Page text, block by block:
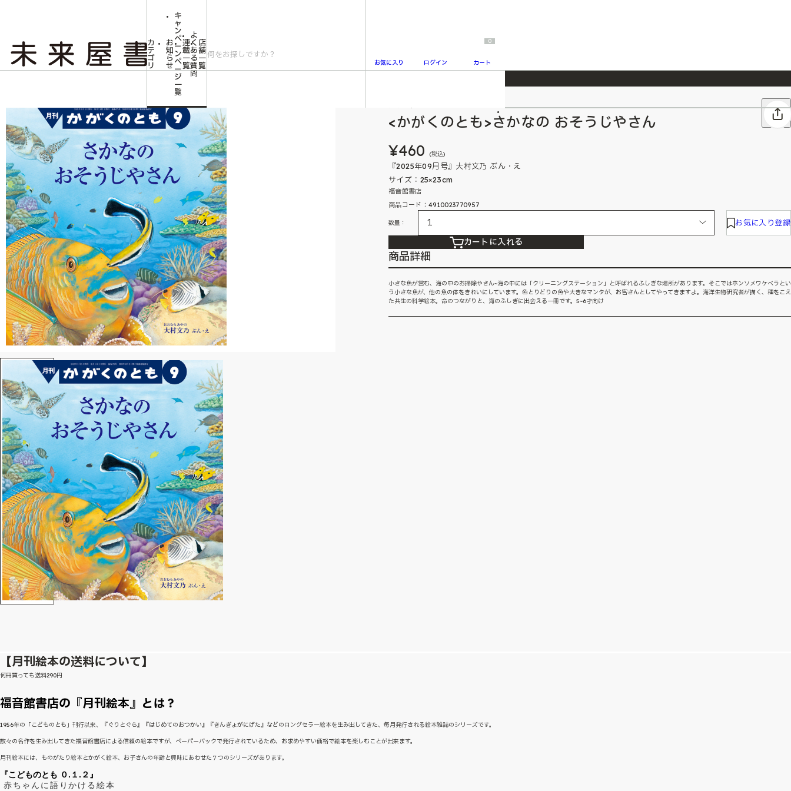
2026/7/23 『ONE PIECE magazine 021 ONE PIECEカード付き同梱版』発売延期のご案内
カ
テ
ゴ
リ
お
知
ら
せ
キ
ャ
ン
ペ
ー
ン
ペ
ー
ジ
一
覧
連
載
一
覧
よ
く
あ
る
質
問
店
舗
一
覧
お気に入り ログイン
0
カート
<かがくのとも>さかなの おそうじやさん
<かがくのとも>さかなの おそうじやさん
¥460 (税込)
『2025年09月号』大村文乃 ぶん・え
サイズ：25×23cm
福音館書店
商品コード：4910023770957
数量： お気に入り登録
カートに入れる
商品詳細
小さな魚が営む、海の中のお掃除やさん~海の中には「クリーニングステーション」と呼ばれるふしぎな場所があります。そこではホンソメワケベラとい
う小さな魚が、他の魚の体をきれいにしています。色とりどりの魚や大きなマンタが、お客さんとしてやってきますよ。海洋生物研究者が描く、種をこえ
た共生の科学絵本。命のつながりと、海のふしぎに出会える一冊です。5~6才向け
【月刊絵本の送料について】
何冊買っても送料290円
福音館書店の『月刊絵本』とは？
1956年の「こどものとも」刊行以来、『ぐりとぐら』『はじめてのおつかい』『きんぎょがにげた』などのロングセラー絵本を生み出してきた、毎月発行される絵本雑誌のシリーズです。
数々の名作を生み出してきた福音館書店による信頼の絵本ですが、ペーパーバックで発行されているため、お求めやすい価格で絵本を楽しむことが出来ます。
月刊絵本には、ものがたり絵本とかがく絵本、お子さんの年齢と興味にあわせた７つのシリーズがあります。
『こどものとも ０.１.２』
赤ちゃんに語りかける絵本